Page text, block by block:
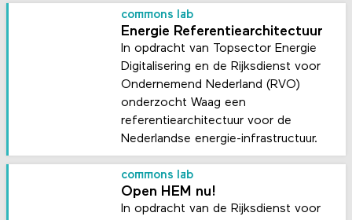
commons lab
Energie Referentie­architectuur
In opdracht van Topsector Energie
Digitalisering en de Rijksdienst voor
Ondernemend Nederland (RVO)
onderzocht Waag een
referentiearchitectuur voor de
Nederlandse energie-infrastructuur.
commons lab
Open HEM nu!
In opdracht van de Rijksdienst voor